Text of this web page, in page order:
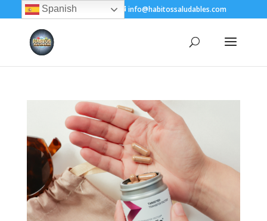
+(505) 8200-1450 info@habitossaludables.com
Spanish